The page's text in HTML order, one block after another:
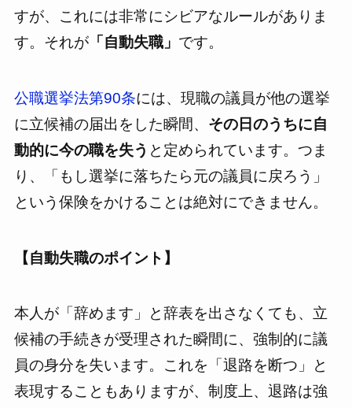
すが、これには非常にシビアなルールがありま
す。それが「自動失職」 です。
公職選挙法第90条には、現職の議員が他の選挙
に立候補の届出をした瞬間、 その日のうちに自
動的に今の職を失う と定められています。つま
り、「もし選挙に落ちたら元の議員に戻ろう」
という保険をかけることは絶対にできません。
【自動失職のポイント】
本人が「辞めます」と辞表を出さなくても、立
候補の手続きが受理された瞬間に、強制的に議
員の身分を失います。これを「退路を断つ」と
表現することもありますが、制度上、退路は強